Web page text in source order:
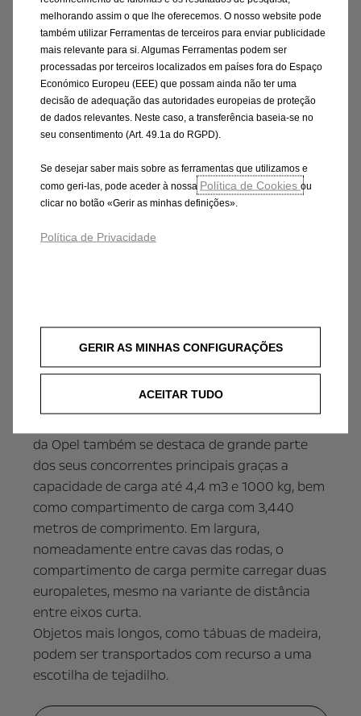
Eficiência em todos planos
O novo Opel Combo faz a sua estreia mundial
no Salão Internacional de Veículos Comerciais
27 de setembro. O novo Combo foi
desenvolvido com o objetivo de assegurar aos
profissionais a máxima eficiência e o custo de
utilização mais baixo do segmento, graças a
O novo Opel Combo está disponível num leque
uma ‘crew cab’ de cinco lugares com duas
da Opel também se destaca de grande parte
dos seus concorrentes principais graças a
capacidade de carga até 4,4 m3 e 1000 kg, bem
como compartimento de carga com 3,440
metros de comprimento. Em largura,
nomeadamente entre cavas das rodas, o
compartimento de carga permite carregar duas
europaletes, mesmo na variante de distância
entre eixos curta.
Objetos mais longos, como tábuas de madeira,
podem ser transportados com recurso a uma
escotilha de tejadilho.
melhorando assim o que lhe oferecemos. O nosso website pode
também utilizar Ferramentas de terceiros para enviar publicidade
mais relevante para si. Algumas Ferramentas podem ser
processadas por terceiros localizados em países fora do Espaço
Económico Europeu (EEE) que possam ainda não ter uma
decisão de adequação das autoridades europeias de proteção
de dados relevantes. Neste caso, a transferência baseia-se no
seu consentimento (Art. 49.1a do RGPD).
Se desejar saber mais sobre as ferramentas que utilizamos e
como geri-las, pode aceder à nossa Política de Cookies ou
clicar no botão «Gerir as minhas definições».
Política de Privacidade
GERIR AS MINHAS CONFIGURAÇÕES
ACEITAR TUDO